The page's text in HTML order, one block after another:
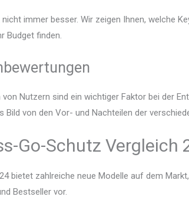
immer besser. Wir zeigen Ihnen, welche
Budget finden.
von Nutzern sind ein wichtiger Faktor bei der
Bild von den Vor- und Nachteilen der
Go-Schutz
bietet zahlreiche neue Modelle auf dem
Bestseller vor.